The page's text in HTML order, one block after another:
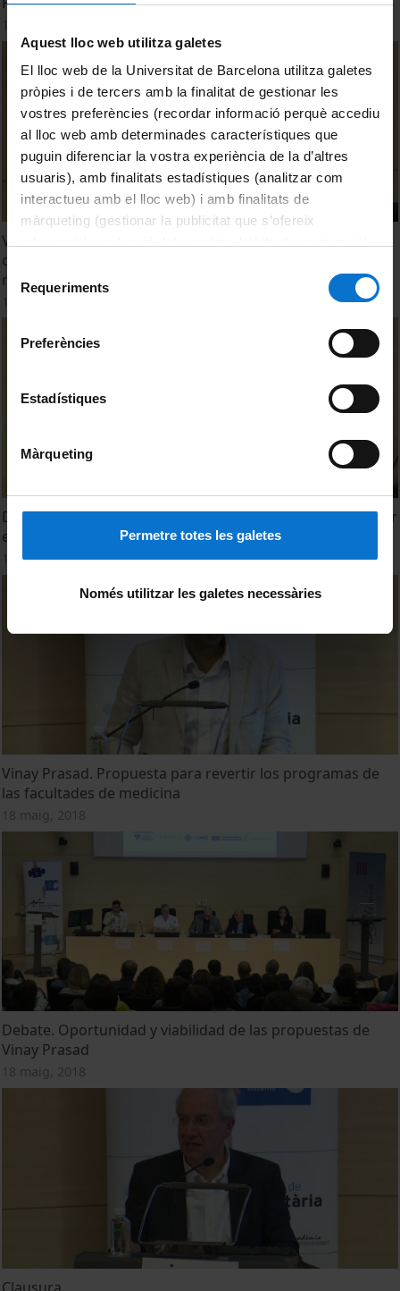
Aquest lloc web utilitza galetes
El lloc web de la Universitat de Barcelona utilitza galetes
pròpies i de tercers amb la finalitat de gestionar les
vostres preferències (recordar informació perquè accediu
al lloc web amb determinades característiques que
puguin diferenciar la vostra experiència de la d’altres
usuaris), amb finalitats estadístiques (analitzar com
interactueu amb el lloc web) i amb finalitats de
màrqueting (gestionar la publicitat que s’ofereix
consultar laPolítica de galetes del lloc web de la
Selecció
Requeriments
Preferències
Estadístiques
Màrqueting
Permetre totes les galetes
Només utilitzar les galetes necessàries
Vinay Prasad. ¿Cómo elaboramos la lista de 146 prácticas
clínicas de escaso valor? ¿Cuál ha sido el impacto de
nuestros trabajos?
Debate. El impacto de las prácticas clínicas de escaso valor
en nuestro entorno
18 maig, 2018
Vinay Prasad. Propuesta para revertir los programas de
las facultades de medicina
18 maig, 2018
Debate. Oportunidad y viabilidad de las propuestas de
Vinay Prasad
18 maig, 2018